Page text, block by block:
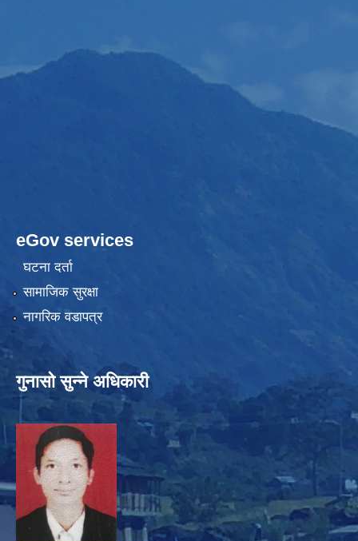
eGov services
घटना दर्ता
सामाजिक सुरक्षा
नागरिक वडापत्र
गुनासो सुन्ने अधिकारी